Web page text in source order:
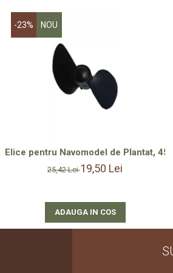
Ax Elice – Soluție Versatilă și
-23% NOU
Elice pentru Navomodel de Plantat,
25,42 Lei19,50 Lei
ADAUGA IN COS